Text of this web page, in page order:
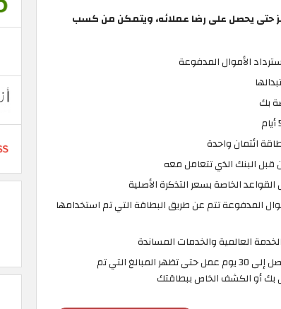
حتى يحصل على رضا عملائه، ويتمكن من كسب
الأموال المدفوعة
بك
ائتمان واحدة
البنك الذي تتعامل معه
الخاصة بسعر التذكرة الأصلية
المدفوعة تتم عن طريق البطاقة التي تم استخدامها
العالمية والخدمات المساندة
يجب مرور مدة لا تقل عن 14 يوم وقد تصل إلى 30 يوم عمل حتى تظهر المبالغ التي تم
بك أو الكشف الخاص ببطاقتك